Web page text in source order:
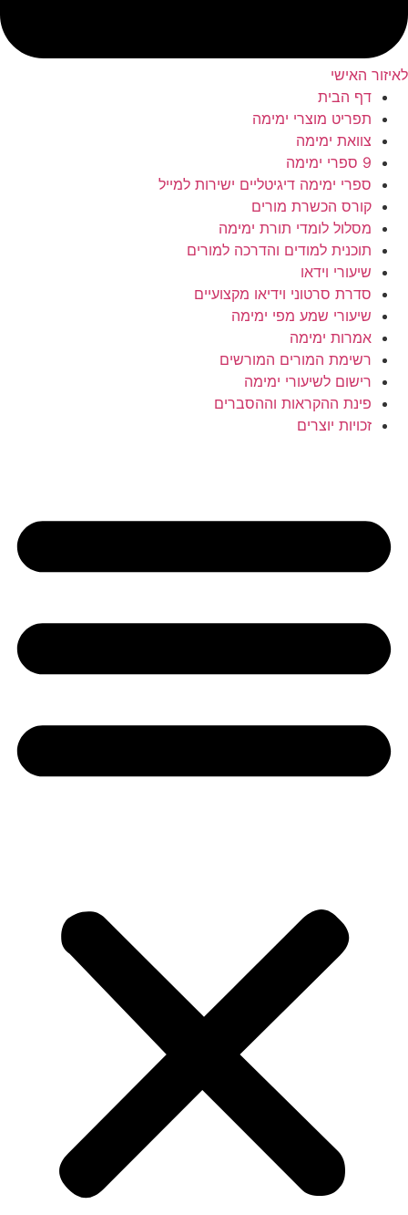
לאיזור האישי
דף הבית
תפריט מוצרי ימימה
צוואת ימימה
9 ספרי ימימה
ספרי ימימה דיגיטליים ישירות למייל
קורס הכשרת מורים
מסלול לומדי תורת ימימה
תוכנית למודים והדרכה למורים
שיעורי וידאו
סדרת סרטוני וידיאו מקצועיים
שיעורי שמע מפי ימימה
אמרות ימימה
רשימת המורים המורשים
רישום לשיעורי ימימה
פינת ההקראות וההסברים
זכויות יוצרים